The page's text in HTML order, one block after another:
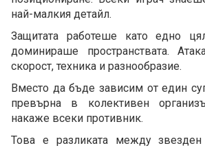
най-малкия детайл.
Защитата работеше като едно
доминираше пространствата.
скорост, техника и разнообразие.
Вместо да бъде зависим от един
превърна в колективен
накаже всеки противник.
Това е разликата между